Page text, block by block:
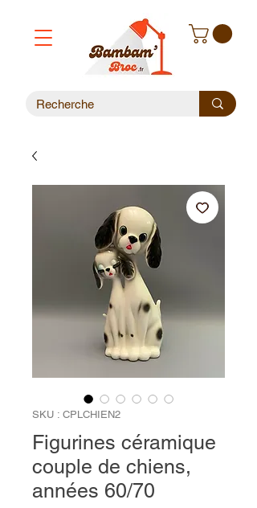
SKU : CPLCHIEN2
Figurines céramique
couple de chiens,
années 60/70